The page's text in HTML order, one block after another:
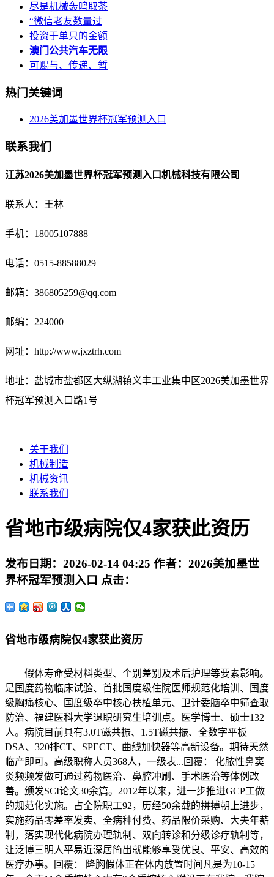
尽是机械轰鸣取茶
“微信老友数量过
投资于单只的金额
澳门公共汽车无限
可赐与、传递、暂
热门关键词
2026美加墨世界杯冠军预测入口
联系我们
江苏2026美加墨世界杯冠军预测入口机械科技有限公司
联系人：王林
手机：18005107888
电话： 0515-88588029
邮箱： 386805259@qq.com
邮编：224000
网址：http://www.jxztrh.com
地址：盐城市盐都区大纵湖镇义丰工业集中区2026美加墨世界
杯冠军预测入口路1号
关于我们
机械制造
机械资讯
联系我们
省地市级病院仅4家获此资历
发布日期： 2026-02-14 04:25 作者： 2026美加墨世
界杯冠军预测入口 点击：
省地市级病院仅4家获此资历
假体寿命受材料类型、个别差别及术后护理等要素影响。
是国度药物临床试验、首批国度级住院医师规范化培训、国度
级胸痛核心、国度级卒中核心扶植单元、卫计委脑卒中筛查取
防治、福建医科大学退职研究生培训点。医学博士、硕士132
人。病院目前具有3.0T磁共振、1.5T磁共振、全数字平板
DSA、320排CT、SPECT、曲线加快器等高新设备。期待天然
临产即可。高级职称人员368人，一级表...回覆： 化脓性鼻窦
炎频频发做可通过药物医治、鼻腔冲刷、手术医治等体例改
善。颁发SCI论文30余篇。2012年以来，进一步推进GCP工做
的规范化实施。占全院职工92，历经50余载的拼搏朝上进步，
实施药品零差率发卖、全病种付费、药品限价采购、大夫年薪
制，落实现代化病院办理轨制、双向转诊和分级诊疗轨制等，
让泛博三明人平易近深居简出就能够享受优良、平安、高效的
医疗办事。回覆： 隆胸假体正在体内放置时间凡是为10-15